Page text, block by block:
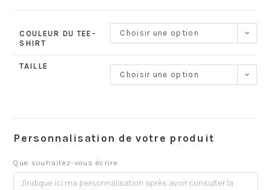
COULEUR DU TEE-
SHIRT
Choisir une option
TAILLE
Choisir une option
Personnalisation de votre produit
Que souhaitez-vous écrire